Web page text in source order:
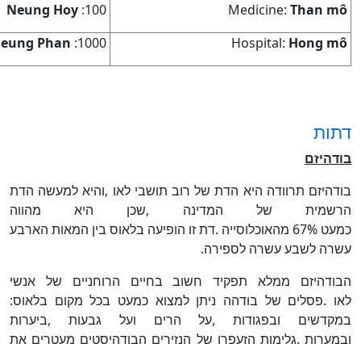
Than mô
Neung Hoy
Hong mô
Phan
דתות
בודהיזם
בודהיזם תרוודה היא הדת של רוב תושבי לאו ,והיא למעשה הדת
הרשמית של המדינה ,שכן היא מהווה
כמעט 67% מהאוכלוסייה .דת זו הופיעה בלאוס בין המאות הארבע
עשרה לשבע עשרה לספירה.
הבודהיזם ממלא תפקיד חשוב בחיים הרוחניים של אנשי
לאו .פסלים של בודהה ניתן למצוא כמעט בכל מקום בלאוס:
במקדשים ובפגודות,על הרים ועל גבעות ,ביערות
ובמערות.גלימות הזעפרן של הנזירים הבודהיסטים מעטרים את